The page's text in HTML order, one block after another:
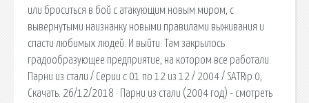
или броситься в бой с атакующим новым миром, с
вывернутыми наизнанку новыми правилами выживания и
спасти любимых людей. И выйти. Там закрылось
градообразующее предприятие, на котором все работали.
Парни из стали / Серии с 01 по 12 из 12 / 2004 / SATRip 0,
Скачать. 26/12/2018 · Парни из стали (2004 год) - смотреть